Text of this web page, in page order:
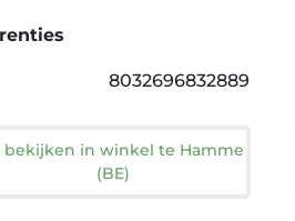
8032696832889
bekijken in winkel te Hamme
(BE)